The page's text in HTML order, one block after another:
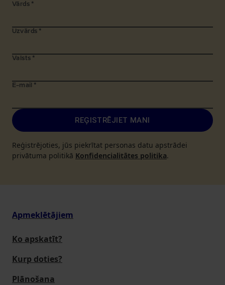
Vārds *
Uzvārds *
Valsts *
E-mail *
REĢISTRĒJIET MANI
Reģistrējoties, jūs piekrītat personas datu apstrādei
privātuma politikā Konfidencialitātes politika.
Apmeklētājiem
Ko apskatīt?
Kurp doties?
Plānošana